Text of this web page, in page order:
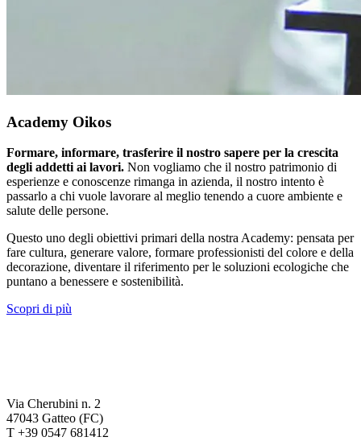
Academy Oikos
Formare, informare, trasferire il nostro sapere per la crescita
degli addetti ai lavori. Non vogliamo che il nostro patrimonio di
esperienze e conoscenze rimanga in azienda, il nostro intento è
passarlo a chi vuole lavorare al meglio tenendo a cuore ambiente e
salute delle persone.
Questo uno degli obiettivi primari della nostra Academy: pensata per
fare cultura, generare valore, formare professionisti del colore e della
decorazione, diventare il riferimento per le soluzioni ecologiche che
puntano a benessere e sostenibilità.
Scopri di più
Via Cherubini n. 2
47043 Gatteo (FC)
T +39 0547 681412